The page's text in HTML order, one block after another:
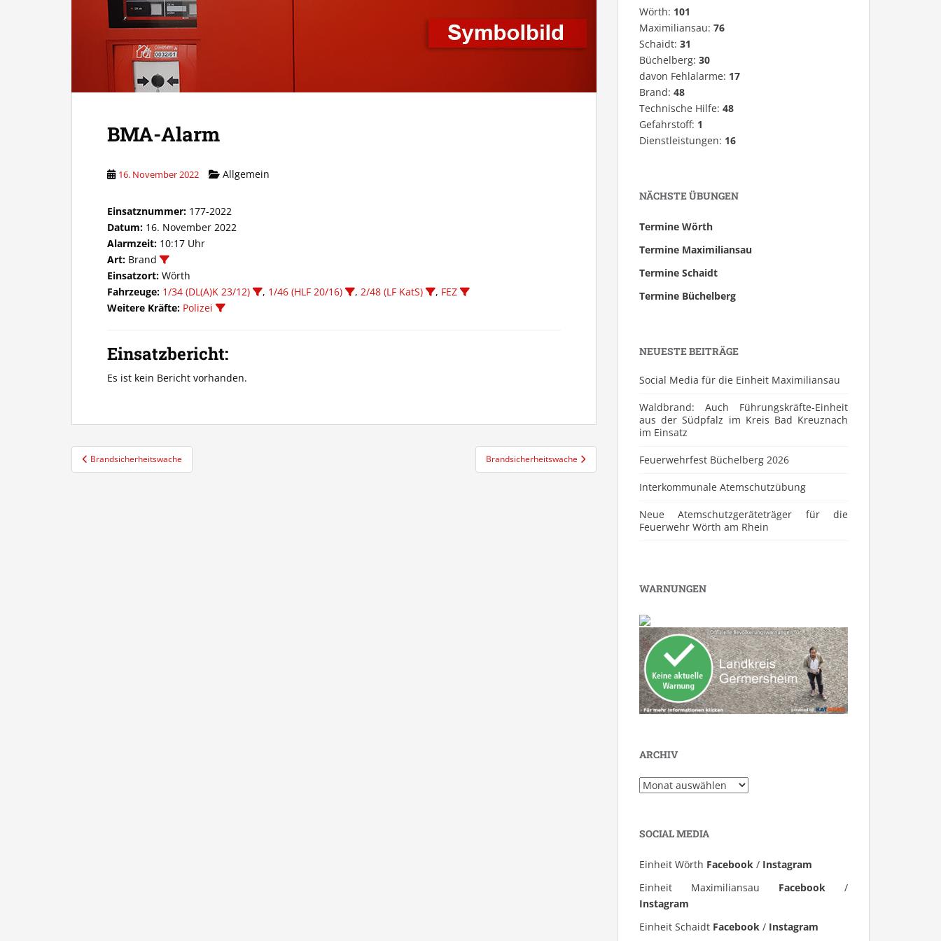
BMA-Alarm
16. November 2022 Allgemein
Einsatznummer: 177-2022
Datum: 16. November 2022
Alarmzeit: 10:17 Uhr
Art: Brand
Einsatzort: Wörth
Fahrzeuge: 1/34 (DL(A)K 23/12) , 1/46 (HLF 20/16) , 2/48 (LF KatS) , FEZ
Weitere Kräfte: Polizei
Einsatzbericht:
Es ist kein Bericht vorhanden.
Beitragsnavigation
Brandsicherheitswache Brandsicherheitswache
Wörth: 101
Maximiliansau: 76
Schaidt: 31
Büchelberg: 30
davon Fehlalarme: 17
Brand: 48
Technische Hilfe: 48
Gefahrstoff: 1
Dienstleistungen: 16
NÄCHSTE ÜBUNGEN
Termine Wörth
Termine Maximiliansau
Termine Schaidt
Termine Büchelberg
NEUESTE BEITRÄGE
Social Media für die Einheit Maximiliansau
Waldbrand: Auch Führungskräfte-Einheit
aus der Südpfalz im Kreis Bad Kreuznach
im Einsatz
Feuerwehrfest Büchelberg 2026
⁠Interkommunale Atemschutzübung
Neue Atemschutzgeräteträger für die
Feuerwehr Wörth am Rhein
WARNUNGEN
ARCHIV
Archiv
SOCIAL MEDIA
Einheit Wörth Facebook / Instagram
Einheit Maximiliansau Facebook /
Instagram
Einheit Schaidt Facebook / Instagram